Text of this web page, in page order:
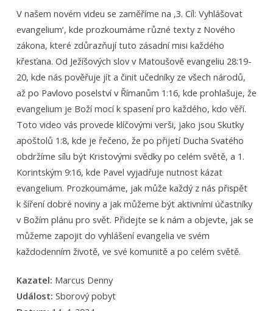
V našem novém videu se zaměříme na ‚3. Cíl: Vyhlášovat
evangelium‘, kde prozkoumáme různé texty z Nového
zákona, které zdůrazňují tuto zásadní misi každého
křesťana. Od Ježíšových slov v Matoušově evangeliu 28:19-
20, kde nás pověřuje jít a činit učedníky ze všech národů,
až po Pavlovo poselství v Římanům 1:16, kde prohlašuje, že
evangelium je Boží mocí k spasení pro každého, kdo věří.
Toto video vás provede klíčovými verši, jako jsou Skutky
apoštolů 1:8, kde je řečeno, že po přijetí Ducha Svatého
obdržíme sílu být Kristovými svědky po celém světě, a 1.
Korintským 9:16, kde Pavel vyjadřuje nutnost kázat
evangelium. Prozkoumáme, jak může každý z nás přispět
k šíření dobré noviny a jak můžeme být aktivními účastníky
v Božím plánu pro svět. Přidejte se k nám a objevte, jak se
můžeme zapojit do vyhlášení evangelia ve svém
každodenním životě, ve své komunitě a po celém světě.
Kazatel: Marcus Denny
Událost: Sborový pobyt